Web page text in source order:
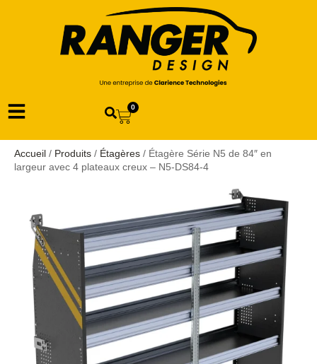
0
Accueil / Produits / Étagères / Étagère Série N5 de 84″ en
largeur avec 4 plateaux creux – N5-DS84-4